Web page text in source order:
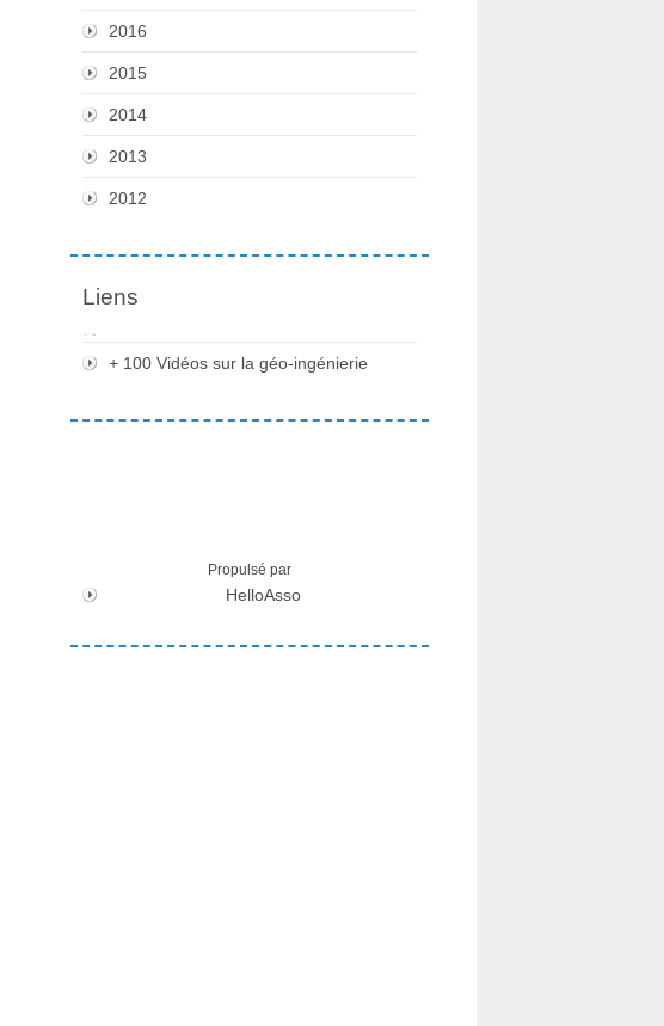
2016
2015
2014
2013
2012
Liens
+ 100 Vidéos sur la géo-ingénierie
Propulsé par
HelloAsso